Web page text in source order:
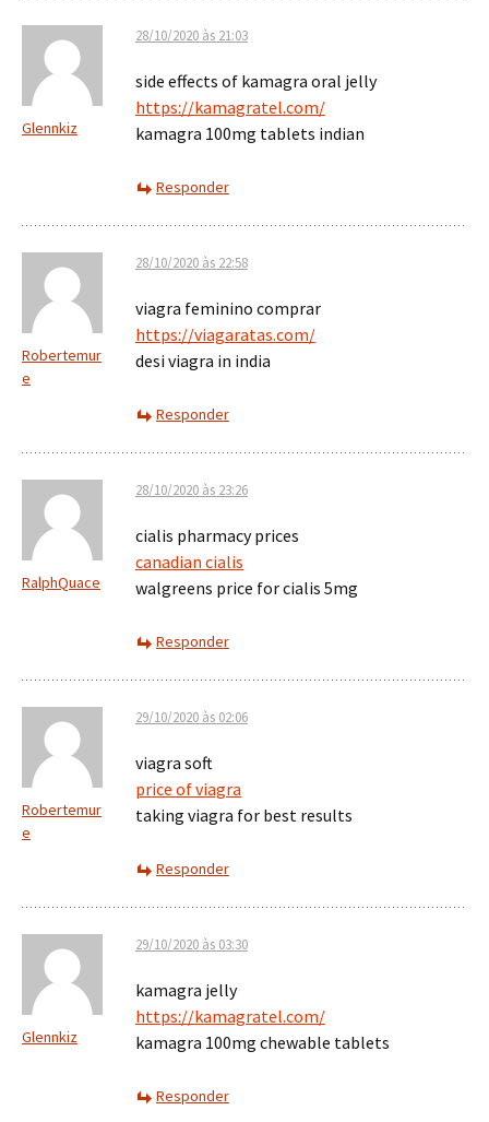
Glennkiz
28/10/2020 às 21:03
side effects of kamagra oral jelly
https://kamagratel.com/
kamagra 100mg tablets indian
Responder
Robertemur
e
28/10/2020 às 22:58
viagra feminino comprar
https://viagaratas.com/
desi viagra in india
Responder
RalphQuace
28/10/2020 às 23:26
cialis pharmacy prices
canadian cialis
walgreens price for cialis 5mg
Responder
Robertemur
e
29/10/2020 às 02:06
viagra soft
price of viagra
taking viagra for best results
Responder
Glennkiz
29/10/2020 às 03:30
kamagra jelly
https://kamagratel.com/
kamagra 100mg chewable tablets
Responder